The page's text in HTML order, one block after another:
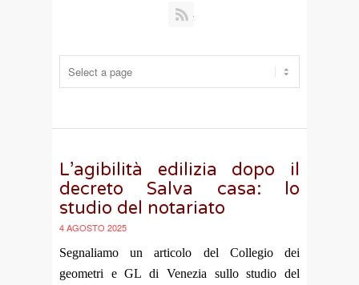
L’agibilità edilizia dopo il
decreto Salva casa: lo
studio del notariato
4 AGOSTO 2025
Segnaliamo un articolo del Collegio dei
geometri e GL di Venezia sullo studio del